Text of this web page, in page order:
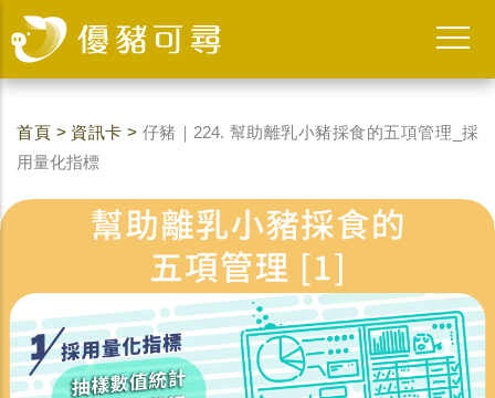
首頁 > 資訊卡 > 仔豬｜224. 幫助離乳小豬採食的五項管理_採
用量化指標